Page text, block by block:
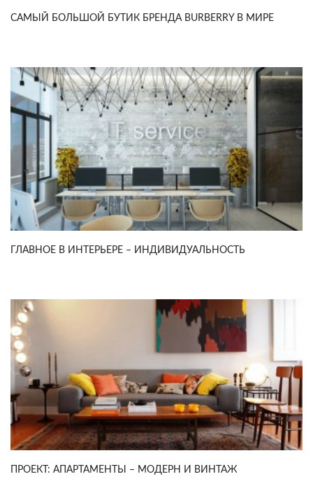
САМЫЙ БОЛЬШОЙ БУТИК БРЕНДА BURBERRY В МИРЕ
ГЛАВНОЕ В ИНТЕРЬЕРЕ – ИНДИВИДУАЛЬНОСТЬ
ПРОЕКТ: АПАРТАМЕНТЫ – МОДЕРН И ВИНТАЖ